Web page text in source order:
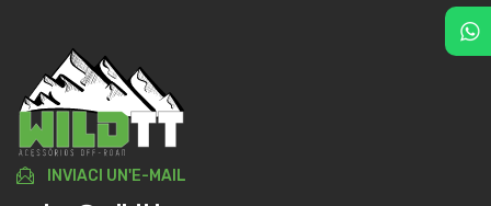
INVIACI UN'E-MAIL